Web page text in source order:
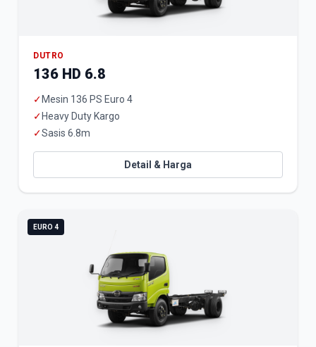
DUTRO
136 HD 6.8
✓ Mesin 136 PS Euro 4
✓ Heavy Duty Kargo
✓Sasis 6.8m
Detail & Harga
EURO 4